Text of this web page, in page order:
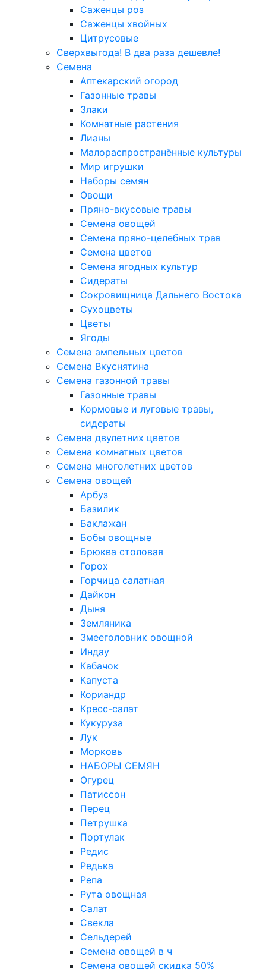
Саженцы роз
Саженцы хвойных
Цитрусовые
Сверхвыгода! В два раза дешевле!
Семена
Аптекарский огород
Газонные травы
Злаки
Комнатные растения
Лианы
Малораспространённые культуры
Мир игрушки
Наборы семян
Овощи
Пряно-вкусовые травы
Семена овощей
Семена пряно-целебных трав
Семена цветов
Семена ягодных культур
Сидераты
Сокровищница Дальнего Востока
Сухоцветы
Цветы
Ягоды
Семена ампельных цветов
Семена Вкуснятина
Семена газонной травы
Газонные травы
Кормовые и луговые травы,
сидераты
Семена двулетних цветов
Семена комнатных цветов
Семена многолетних цветов
Семена овощей
Арбуз
Базилик
Баклажан
Бобы овощные
Брюква столовая
Горох
Горчица салатная
Дайкон
Дыня
Земляника
Змееголовник овощной
Индау
Кабачок
Капуста
Кориандр
Кресс-салат
Кукуруза
Лук
Морковь
НАБОРЫ СЕМЯН
Огурец
Патиссон
Перец
Петрушка
Портулак
Редис
Редька
Репа
Рута овощная
Салат
Свекла
Сельдерей
Семена овощей в ч
Семена овощей скидка 50%